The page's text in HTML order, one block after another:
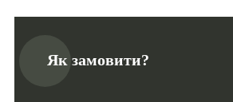
Як замовити?